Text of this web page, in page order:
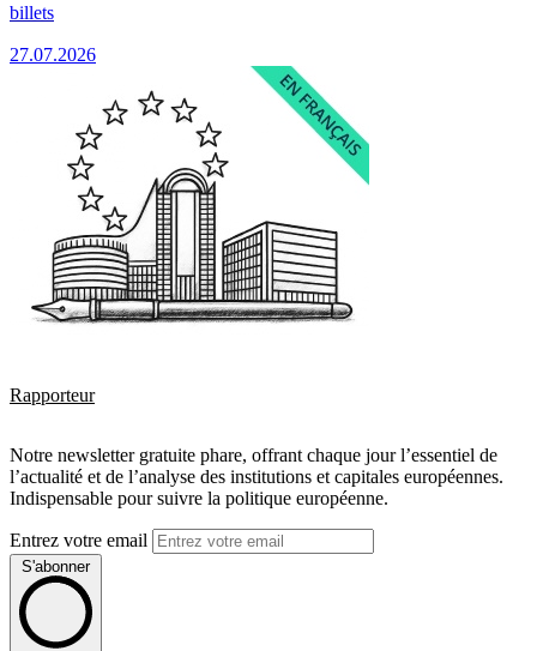
billets
27.07.2026
Rapporteur
Notre newsletter gratuite phare, offrant chaque jour l’essentiel de
l’actualité et de l’analyse des institutions et capitales européennes.
Indispensable pour suivre la politique européenne.
Entrez votre email
S'abonner